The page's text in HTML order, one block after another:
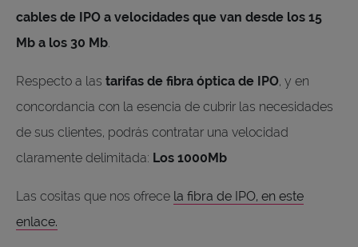
cables de IPO a velocidades que van desde los 15
Mb a los 30 Mb.
Respecto a las tarifas de fibra óptica de IPO, y en
concordancia con la esencia de cubrir las necesidades
de sus clientes, podrás contratar una velocidad
claramente delimitada: Los 1000Mb
Las cositas que nos ofrece la fibra de IPO, en este
enlace.